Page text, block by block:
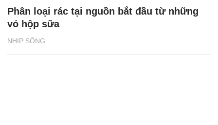
NHỊP SỐNG
Phân loại rác tại nguồn bắt đầu từ những
vỏ hộp sữa